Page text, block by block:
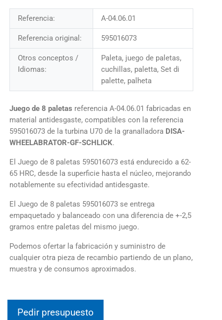
Referencia: A-04.06.01
Referencia original: 595016073
Otros conceptos /
Idiomas:
Paleta, juego de paletas,
cuchillas, paletta, Set di
palette, palheta
Juego de 8 paletas referencia A-04.06.01 fabricadas en
material antidesgaste, compatibles con la referencia
595016073 de la turbina U70 de la granalladora DISA-
WHEELABRATOR-GF-SCHLICK.
El Juego de 8 paletas 595016073 está endurecido a 62-
65 HRC, desde la superficie hasta el núcleo, mejorando
notablemente su efectividad antidesgaste.
El Juego de 8 paletas 595016073 se entrega
empaquetado y balanceado con una diferencia de +-2,5
gramos entre paletas del mismo juego.
Podemos ofertar la fabricación y suministro de
cualquier otra pieza de recambio partiendo de un plano,
muestra y de consumos aproximados.
Pedir presupuesto